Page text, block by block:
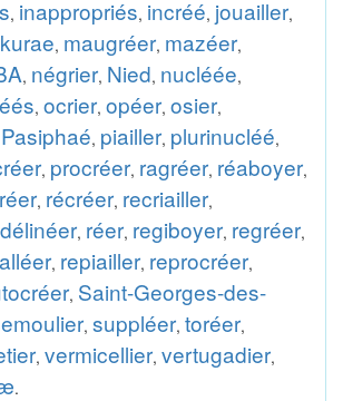
, inappropriés, incréé, jouailler,
, maugréer, mazéer,
, négrier, Nied, nucléée,
, ocrier, opéer, osier,
Pasiphaé, piailler, plurinucléé,
, procréer, ragréer, réaboyer,
, récréer, recriailler,
, réer, regiboyer, regréer,
, repiailler, reprocréer,
, Saint-Georges-des-
, suppléer, toréer,
, vermicellier, vertugadier,
.